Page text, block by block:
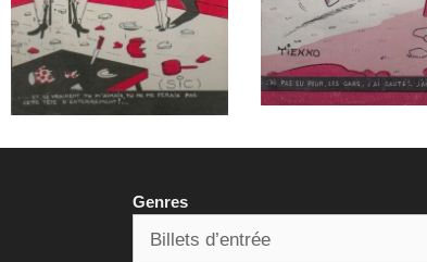
Genres